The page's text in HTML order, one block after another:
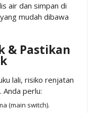
air dan simpan di
mudah dibawa
& Pastikan
lali, risiko renjatan
perlu:
(main switch).